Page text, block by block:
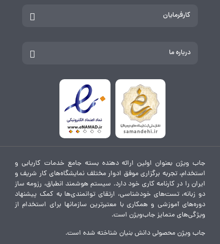
کارفرمایان
درباره ما
جاب ویژن بعنوان اولین ارائه دهنده بسته جامع خدمات کاریابی و
استخدام، تجربه برگزاری موفق ادوار مختلف نمایشگاه‌های کار شریف و
ایران را در کارنامه کاری خود دارد. سیستم هوشمند انطباق، رزومه ساز
دو زبانه، تست‌های خودشناسی، ارتقای توانمندی‌ها به کمک پیشنهاد
دوره‌های آموزشی و همکاری با معتبرترین سازمانها برای استخدام از
ویژگی‌های متمایز جاب‌ویژن است.
جاب ویژن محصولی دانش بنیان شناخته شده است.